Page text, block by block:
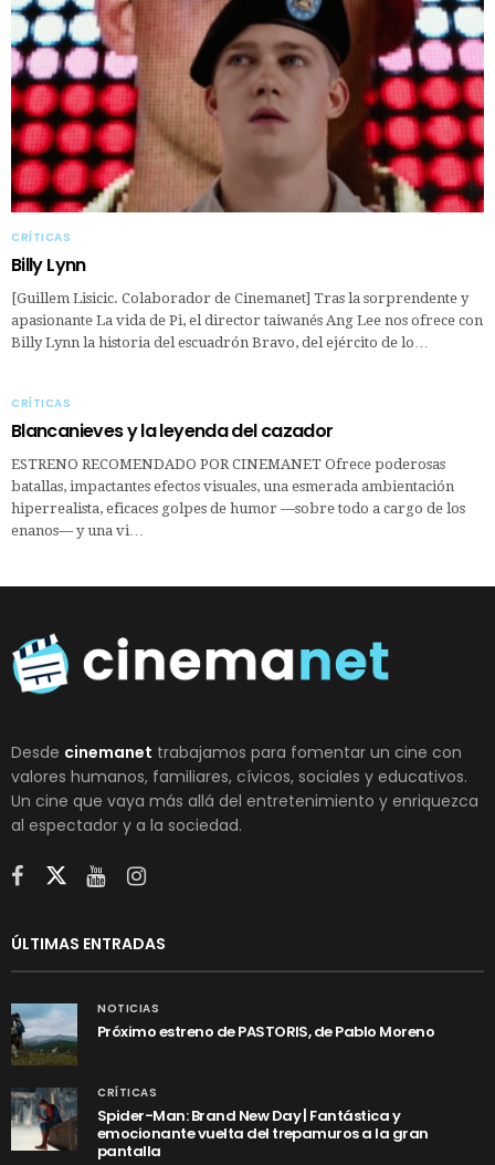
CRÍTICAS
Billy Lynn
[Guillem Lisicic. Colaborador de Cinemanet] Tras la sorprendente y
apasionante La vida de Pi, el director taiwanés Ang Lee nos ofrece con
Billy Lynn la historia del escuadrón Bravo, del ejército de lo…
CRÍTICAS
Blancanieves y la leyenda del cazador
ESTRENO RECOMENDADO POR CINEMANET Ofrece poderosas
batallas, impactantes efectos visuales, una esmerada ambientación
hiperrealista, eficaces golpes de humor —sobre todo a cargo de los
enanos— y una vi…
Desde cinemanet trabajamos para fomentar un cine con
valores humanos, familiares, cívicos, sociales y educativos.
Un cine que vaya más allá del entretenimiento y enriquezca
al espectador y a la sociedad.
ÚLTIMAS ENTRADAS
NOTICIAS
Próximo estreno de PASTORIS, de Pablo Moreno
CRÍTICAS
Spider-Man: Brand New Day | Fantástica y
emocionante vuelta del trepamuros a la gran
pantalla